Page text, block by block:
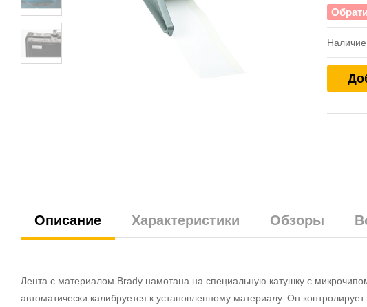
Описание Характеристики Обзоры
Лента с материалом Brady намотана на специальную катушку с
автоматически калибруется к установленному материалу. Он